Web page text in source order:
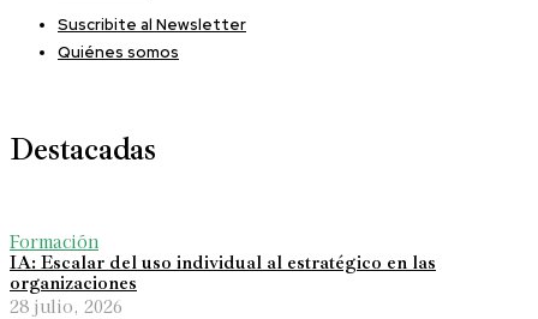
Suscribite al Newsletter
Quiénes somos
Destacadas
Formación
IA: Escalar del uso individual al estratégico en las
organizaciones
28 julio, 2026